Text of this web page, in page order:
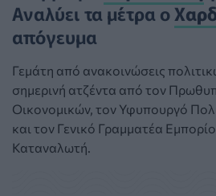
Αναλύει τα μέτρα ο
απόγευμα
Γεμάτη από ανακοινώσεις
σημερινή ατζέντα από τον
Οικονομικών, τον Υφυπουργό
και τον Γενικό Γραμματέα
Καταναλωτή.